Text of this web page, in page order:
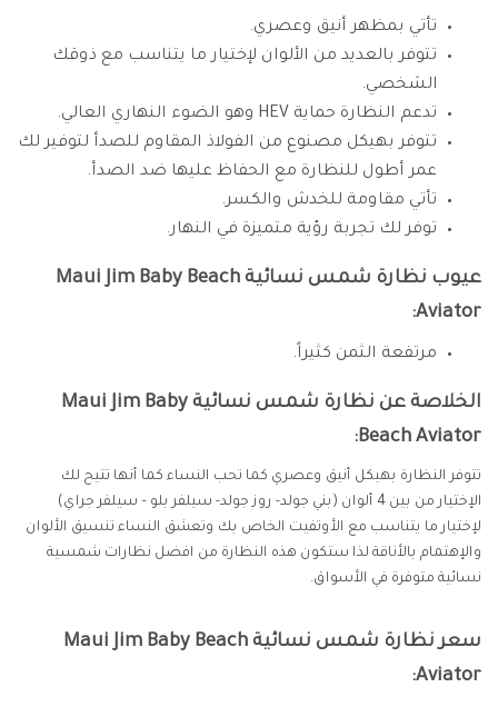
تأتي بمظهر أنيق وعصري.
تتوفر بالعديد من الألوان لإختيار ما يتناسب مع ذوقك
الشخصي.
تدعم النظارة حماية HEV وهو الضوء النهاري العالي.
تتوفر بهيكل مصنوع من الفولاذ المقاوم للصدأ لتوفير لك
عمر أطول للنظارة مع الحفاظ عليها ضد الصدأ.
تأتي مقاومة للخدش والكسر.
توفر لك تجربة رؤية متميزة في النهار.
عيوب نظارة شمس نسائية Maui Jim Baby Beach
Aviator:
مرتفعة الثمن كثيراً.
الخلاصة عن نظارة شمس نسائية Maui Jim Baby
Beach Aviator:
تتوفر النظارة بهيكل أنيق وعصري كما تحب النساء كما أنها تتيح لك
الإختيار من بين 4 ألوان (بني جولد- روز جولد- سيلفر بلو – سيلفر جراي)
لإختيار ما يتناسب مع الأوتفيت الخاص بك وتعشق النساء تنسيق الألوان
والإهتمام بالأناقة لذا ستكون هذه النظارة من افضل نظارات شمسية
نسائية متوفرة في الأسواق.
سعر نظارة شمس نسائية Maui Jim Baby Beach
Aviator: